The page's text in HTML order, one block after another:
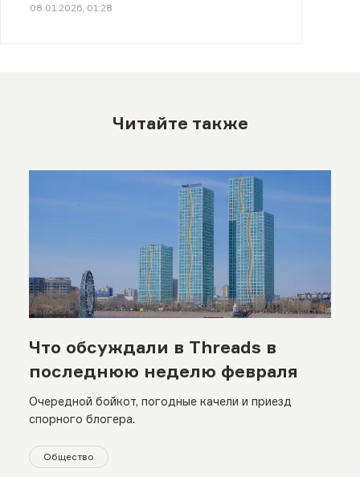
08.01.2026, 01:28
Читайте также
Что обсуждали в Threads в
последнюю неделю февраля
Очередной бойкот, погодные качели и приезд
спорного блогера.
Общество